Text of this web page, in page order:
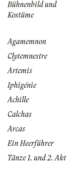
Bühnenbild und
Kostüme
Agamemnon
Clytemnestre
Artemis
Iphigénie
Achille
Calchas
Arcas
Ein Heerführer
Tänze 1. und 2. Akt